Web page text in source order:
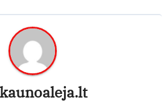
kaunoaleja.lt